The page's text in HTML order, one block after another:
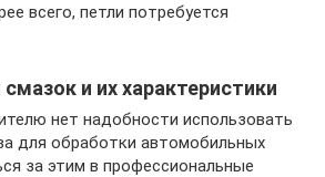
всего, петли потребуется
и их характеристики
нет надобности использовать
для обработки автомобильных
за этим в профессиональные